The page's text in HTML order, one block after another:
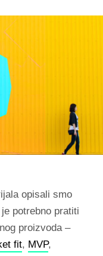
opisali smo
potrebno pratiti
proizvoda –
fit, MVP,